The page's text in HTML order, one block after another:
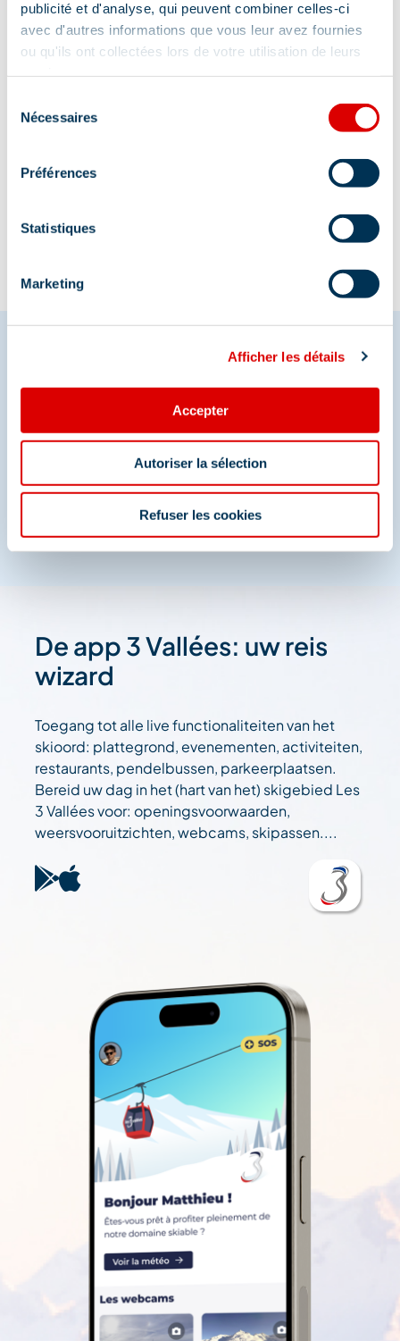
publicité et d'analyse, qui peuvent combiner celles-ci
avec d'autres informations que vous leur avez fournies
ou qu'ils ont collectées lors de votre utilisation de leurs
Nécessaires
Préférences
Statistiques
Marketing
Afficher les détails
Accepter
Autoriser la sélection
Refuser les cookies
Adres
Chaudanne et Mottaret, 73550 Méribel
Deel je momenten in
Méribel
En we zijn ook te vinden op de sociale media
De app 3 Vallées: uw reis
wizard
Toegang tot alle live functionaliteiten van het
skioord: plattegrond, evenementen, activiteiten,
restaurants, pendelbussen, parkeerplaatsen.
Bereid uw dag in het (hart van het) skigebied Les
3 Vallées voor: openingsvoorwaarden,
weersvooruitzichten, webcams, skipassen....